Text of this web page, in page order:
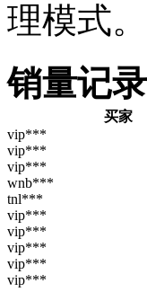
理模式。
销量记录
买家
vip***
vip***
vip***
wnb***
tnl***
vip***
vip***
vip***
vip***
vip***